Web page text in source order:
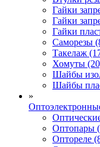
Гайки
Гайки
Гайки
Саморезы
Такелаж
Хомуты
Шайбы
Шайбы
»
Оптопары
Оптореле